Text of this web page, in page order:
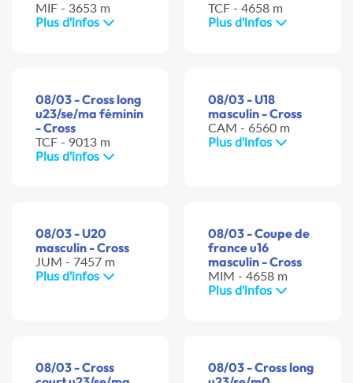
MIF - 3653 m
Plus d'infos
TCF - 4658 m
Plus d'infos
08/03 - Cross long
u23/se/ma féminin
- Cross
TCF - 9013 m
Plus d'infos
08/03 - U18
masculin - Cross
CAM - 6560 m
Plus d'infos
08/03 - U20
masculin - Cross
JUM - 7457 m
Plus d'infos
08/03 - Coupe de
france u16
masculin - Cross
MIM - 4658 m
Plus d'infos
08/03 - Cross
08/03 - Cross long